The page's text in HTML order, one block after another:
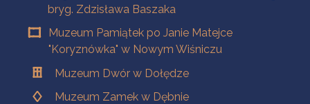
bryg. Zdzisława Baszaka
Muzeum Pamiątek po Janie Matejce
"Koryznówka" w Nowym Wiśniczu
Muzeum Dwór w Dołędze
Muzeum Zamek w Dębnie